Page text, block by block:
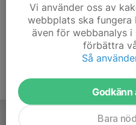
Vi använder oss av
webbplats ska fungera
även för webbanalys
förbättra
Så
Godkänn
Bara